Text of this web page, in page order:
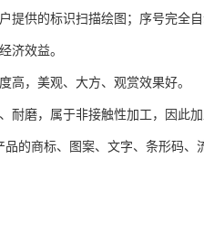
提供的标识扫描绘图；序号完全自
济效益。
高，美观、大方、观赏效果好。
耐磨，属于非接触性加工，因此
的商标、图案、文字、条形码、